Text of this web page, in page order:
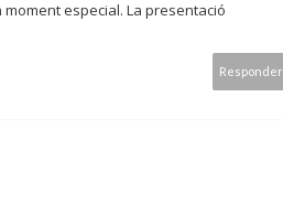
especial. La presentació
Responder